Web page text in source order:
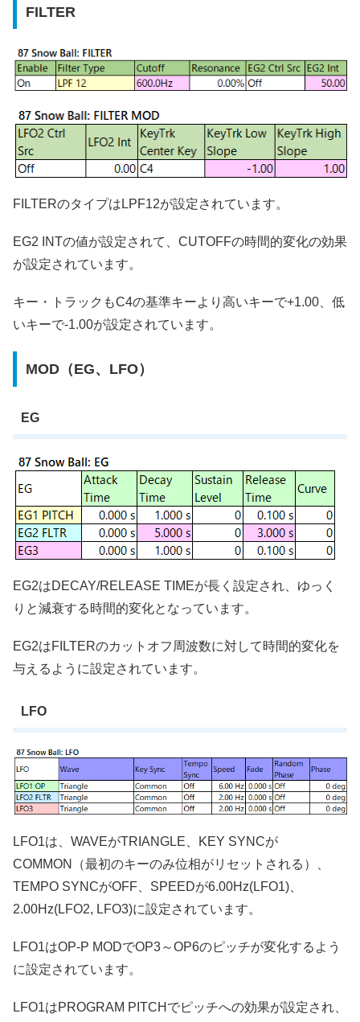
FILTER
FILTERのタイプはLPF12が設定されています。
EG2 INTの値が設定されて、CUTOFFの時間的変化の効果
が設定されています。
キー・トラックもC4の基準キーより高いキーで+1.00、低
いキーで-1.00が設定されています。
MOD（EG、LFO）
EG
EG2はDECAY/RELEASE TIMEが長く設定され、ゆっく
りと減衰する時間的変化となっています。
EG2はFILTERのカットオフ周波数に対して時間的変化を
与えるように設定されています。
LFO
LFO1は、WAVEがTRIANGLE、KEY SYNCが
COMMON（最初のキーのみ位相がリセットされる）、
TEMPO SYNCがOFF、SPEEDが6.00Hz(LFO1)、
2.00Hz(LFO2, LFO3)に設定されています。
LFO1はOP-P MODでOP3～OP6のピッチが変化するよう
に設定されています。
LFO1はPROGRAM PITCHでピッチへの効果が設定され、